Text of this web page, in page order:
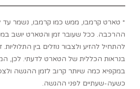
* טארט קרמבו, ממש כמו קרמבו, נשמר עד
ההרכבה. ככל שעובר זמן והטארט יושב
להתחיל להזיע ולצבור נוזלים בין התלוליות.
בנראות הכללית של הטארט לדעתי. לכן,
במקפיא כמה שיותר קרוב לזמן ההגשה
כשעה-שעתיים לפני ההגשה.